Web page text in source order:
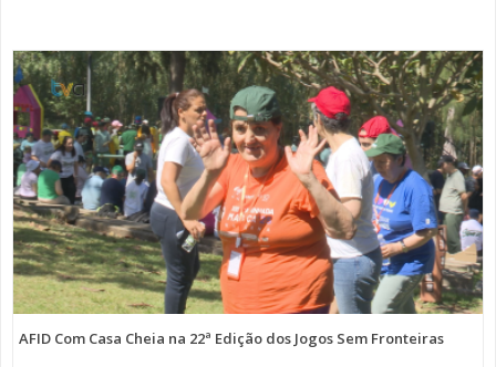
AFID Com Casa Cheia na 22ª Edição dos Jogos Sem Fronteiras